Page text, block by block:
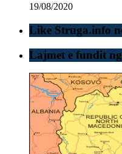
19/08/2020
Like Struga.info
Lajmet e fundit